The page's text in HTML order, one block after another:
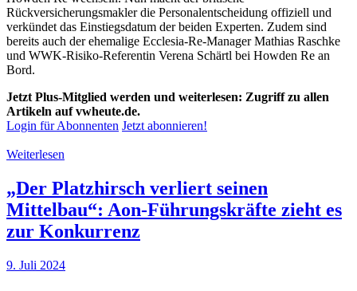
Rückversicherungsmakler die Personalentscheidung offiziell und
verkündet das Einstiegsdatum der beiden Experten. Zudem sind
bereits auch der ehemalige Ecclesia-Re-Manager Mathias Raschke
und WWK-Risiko-Referentin Verena Schärtl bei Howden Re an
Bord.
Jetzt Plus-Mitglied werden und weiterlesen: Zugriff zu allen
Artikeln auf vwheute.de.
Login für Abonnenten Jetzt abonnieren!
Weiterlesen
„Der Platzhirsch verliert seinen
Mittelbau“: Aon-Führungskräfte zieht es
zur Konkurrenz
9. Juli 2024